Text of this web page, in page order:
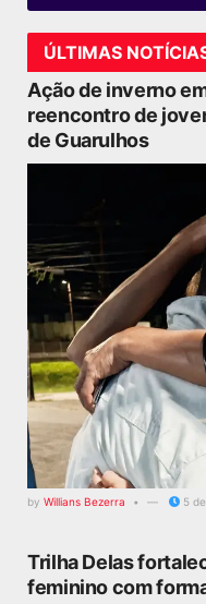
ÚLTIMAS
Ação de inverno
reencontro de
de Guarulhos
by Willians Bezerra 5
Trilha Delas
feminino com